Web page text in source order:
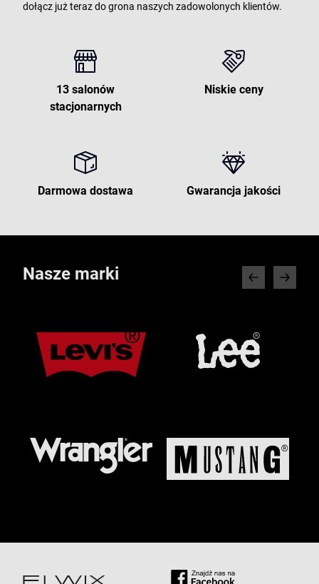
dołącz już teraz do grona naszych zadowolonych klientów.
13 salonów
stacjonarnych
Niskie ceny
Darmowa dostawa Gwarancja jakości
Nasze marki